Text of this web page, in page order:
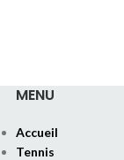
MENU
Accueil
Tennis